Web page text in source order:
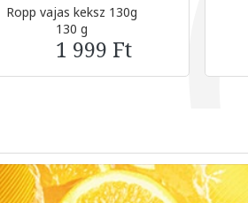
Ropp vajas keksz 130g
130 g
1 999 Ft